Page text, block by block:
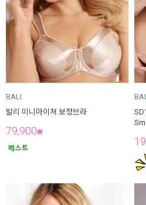
BALI
발리 미니마이져 보정브라
79,900₩